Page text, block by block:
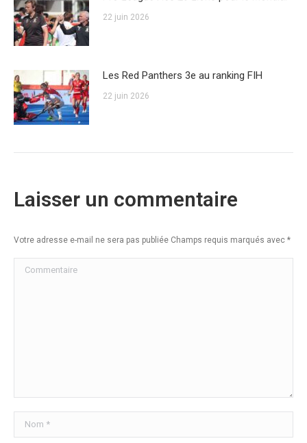
22 juin 2026
Les Red Panthers 3e au ranking FIH
22 juin 2026
Laisser un commentaire
Votre adresse e-mail ne sera pas publiée Champs requis marqués avec *
Commentaire
Nom *